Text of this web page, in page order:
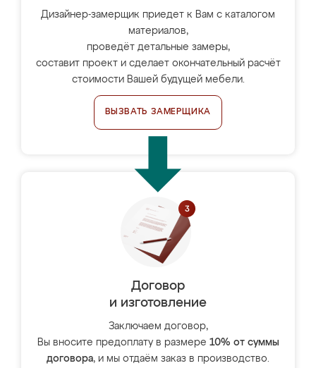
Дизайнер-замерщик приедет к Вам с каталогом
материалов,
проведёт детальные замеры,
составит проект и сделает окончательный расчёт
стоимости Вашей будущей мебели.
ВЫЗВАТЬ ЗАМЕРЩИКА
Договор
и изготовление
Заключаем договор,
Вы вносите предоплату в размере 10% от суммы
договора, и мы отдаём заказ в производство.